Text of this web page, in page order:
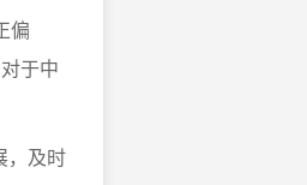
偏
于中
，及时